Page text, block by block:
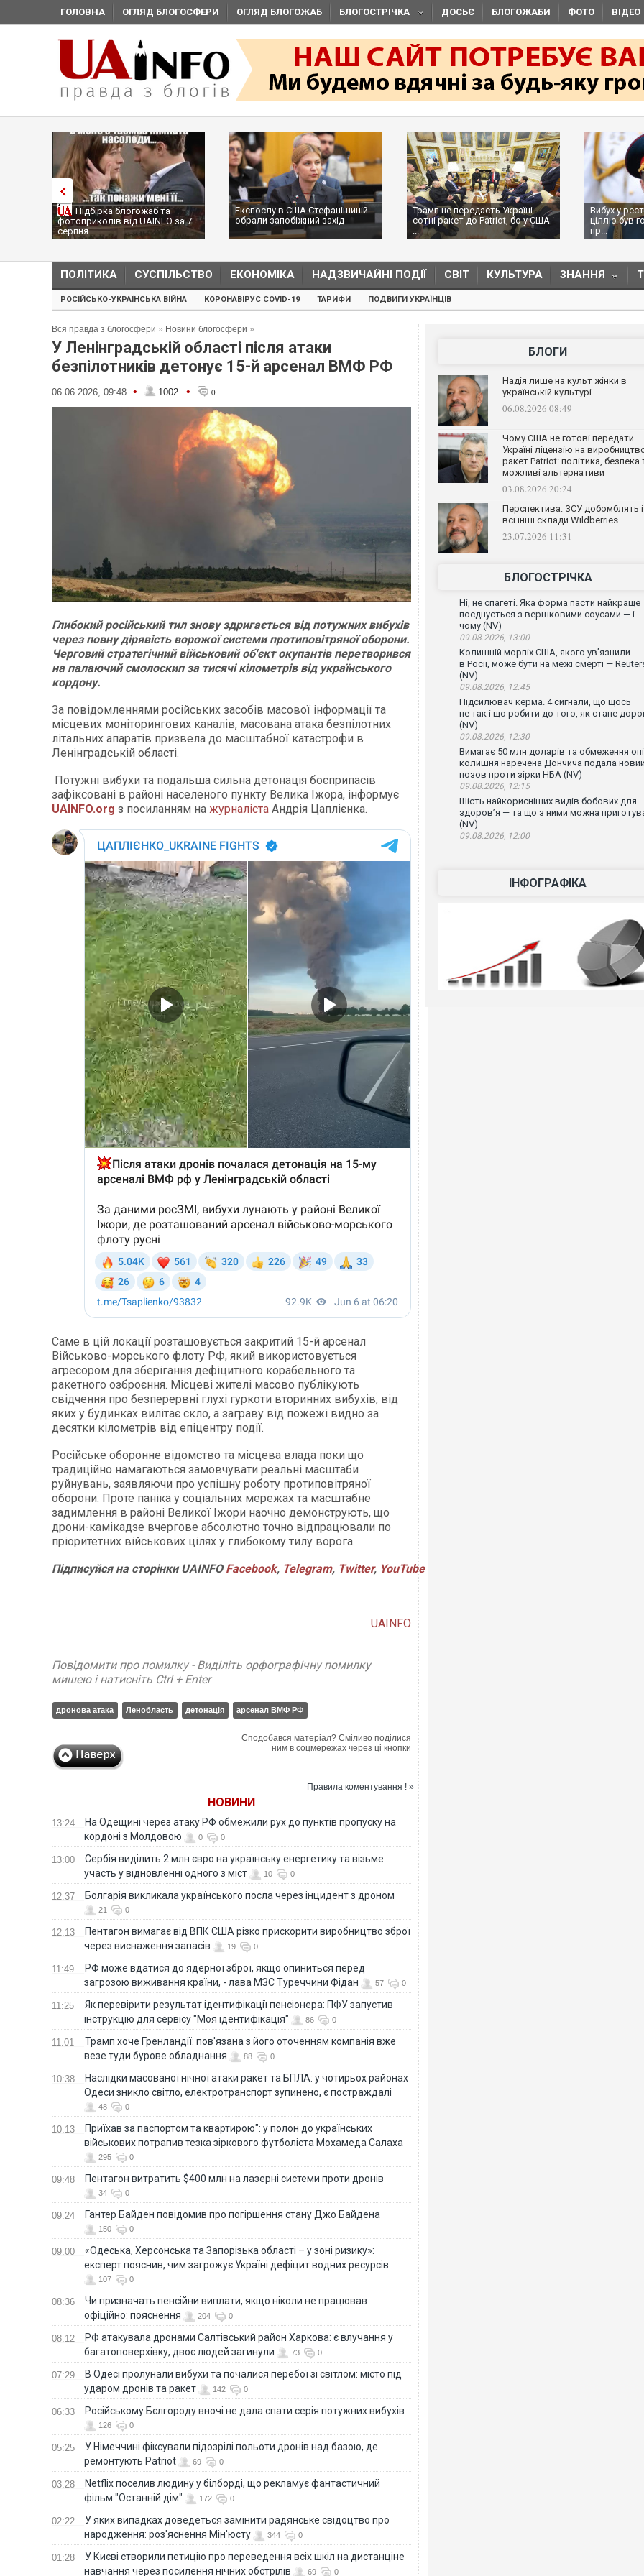
ГОЛОВНА ОГЛЯД БЛОГОСФЕРИ ОГЛЯД БЛОГОЖАБ БЛОГОСТРІЧКА ДОСЬЄ БЛОГОЖАБИ ФОТО ВІДЕО
Підбірка блогожаб та
фотоприколів від UAINFO за 7
серпня
Експослу в США Стефанішиній
обрали запобіжний захід
Трамп не передасть Україні
сотні ракет до Patriot, бо у США
...
Вибух у
ціллю був
пр...
ПОЛІТИКА СУСПІЛЬСТВО ЕКОНОМІКА НАДЗВИЧАЙНІ ПОДІЇ СВІТ КУЛЬТУРА ЗНАННЯ
РОСІЙСЬКО-УКРАЇНСЬКА ВІЙНА КОРОНАВІРУС COVID-19 ТАРИФИ ПОДВИГИ УКРАЇНЦІВ
Вся правда з блогосфери » Новини блогосфери »
У Ленінградській області після атаки
безпілотників детонує 15-й арсенал ВМФ РФ
06.06.2026, 09:48 • 1002 • 0
Глибокий російський тил знову здригається від потужних вибухів
через повну дірявість ворожої системи протиповітряної оборони.
Черговий стратегічний військовий об'єкт окупантів перетворився
на палаючий смолоскип за тисячі кілометрів від українського
кордону.
За повідомленнями російських засобів масової інформації та
місцевих моніторингових каналів, масована атака безпілотних
літальних апаратів призвела до масштабної катастрофи в
Ленінградській області.
Потужні вибухи та подальша сильна детонація боєприпасів
зафіксовані в районі населеного пункту Велика Іжора, інформує
UAINFO.org з посиланням на журналіста Андрія Цаплієнка.
Саме в цій локації розташовується закритий 15-й арсенал
Військово-морського флоту РФ, який використовується
агресором для зберігання дефіцитного корабельного та
ракетного озброєння. Місцеві жителі масово публікують
свідчення про безперервні глухі гуркоти вторинних вибухів, від
яких у будинках вилітає скло, а заграву від пожежі видно за
десятки кілометрів від епіцентру події.
Російське оборонне відомство та місцева влада поки що
традиційно намагаються замовчувати реальні масштаби
руйнувань, заявляючи про успішну роботу протиповітряної
оборони. Проте паніка у соціальних мережах та масштабне
задимлення в районі Великої Іжори наочно демонструють, що
дрони-камікадзе вчергове абсолютно точно відпрацювали по
пріоритетних військових цілях у глибокому тилу ворога.
ПідписуйсянасторінкиUAINFO Facebook, Telegram, Twitter, YouTube
UAINFO
Повідомити про помилку - Виділіть орфографічну помилку
мишею і натисніть Ctrl + Enter
дронова атака Ленобласть детонація арсенал ВМФ РФ
Сподобався матеріал? Сміливо поділися
ним в соцмережах через ці кнопки
Правила коментування ! »
НОВИНИ
13:24
На Одещині через атаку РФ обмежили рух до пунктів пропуску на
кордоні з Молдовою
0 0
13:00
Сербія виділить 2 млн євро на українську енергетику та візьме
участь у відновленні одного з міст
10 0
12:37 Болгарія викликала українського посла через інцидент з дроном
21 0
12:13
Пентагон вимагає від ВПК США різко прискорити виробництво зброї
через виснаження запасів
19 0
11:49
РФ може вдатися до ядерної зброї, якщо опиниться перед
загрозою виживання країни, - лава МЗС Туреччини Фідан
57 0
11:25
Як перевірити результат ідентифікації пенсіонера: ПФУ запустив
інструкцію для сервісу "Моя ідентифікація"
86 0
11:01
Трамп хоче Гренландії: пов'язана з його оточенням компанія вже
везе туди бурове обладнання
88 0
10:38
Наслідки масованої нічної атаки ракет та БПЛА: у чотирьох районах
Одеси зникло світло, електротранспорт зупинено, є постраждалі
48 0
10:13
Приїхав за паспортом та квартирою": у полон до українських
військових потрапив тезка зіркового футболіста Мохамеда Салаха
295 0
09:48 Пентагон витратить $400 млн на лазерні системи проти дронів
34 0
09:24 Гантер Байден повідомив про погіршення стану Джо Байдена
150 0
09:00
«Одеська, Херсонська та Запорізька області – у зоні ризику»:
експерт пояснив, чим загрожує Україні дефіцит водних ресурсів
107 0
08:36
Чи призначать пенсійни виплати, якщо ніколи не працював
офіційно: пояснення
204 0
08:12
РФ атакувала дронами Салтівський район Харкова: є влучання у
багатоповерхівку, двоє людей загинули
73 0
07:29
В Одесі пролунали вибухи та почалися перебої зі світлом: місто під
ударом дронів та ракет
142 0
06:33 Російському Бєлгороду вночі не дала спати серія потужних вибухів
126 0
05:25
У Німеччині фіксували підозрілі польоти дронів над базою, де
ремонтують Patriot
69 0
03:28
Netflix поселив людину у білборді, що рекламує фантастичний
фільм "Останній дім"
172 0
02:22
У яких випадках доведеться замінити радянське свідоцтво про
народження: роз'яснення Мін'юсту
344 0
01:28
У Києві створили петицію про переведення всіх шкіл на дистанціне
навчання через посилення нічних обстрілів
69 0
БЛОГИ
Надія лише на культ жінки в
українській культурі
06.08.2026 08:49
Чому США не готові передати
Україні ліцензію на
ракет Patriot: політика, безпека
можливі альтернативи
03.08.2026 20:24
Перспектива: ЗСУ добомблять і
всі інші склади Wildberries
23.07.2026 11:31
БЛОГОСТРІЧКА
Ні, не спагеті. Яка форма пасти найкраще
поєднується з вершковими соусами — і
чому (NV)
09.08.2026, 13:00
Колишній морпіх США, якого ув’язнили
в Росії, може бути на межі смерті —
(NV)
09.08.2026, 12:45
Підсилювач керма. 4 сигнали, що щось
не так і що робити до того, як стане
(NV)
09.08.2026, 12:30
Вимагає 50 млн доларів та обмеження
колишня наречена Дончича подала новий
позов проти зірки НБА (NV)
09.08.2026, 12:15
Шість найкорисніших видів бобових для
здоров’я — та що з ними можна
(NV)
09.08.2026, 12:00
ІНФОГРАФІКА